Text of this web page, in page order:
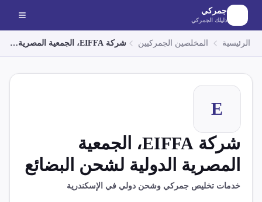
الانتقال إلى المحتوى الرئيسي
جمركي
دليلك الجمركي
الرئيسية المخلصين الجمركيين شركة EIFFA، الجمعية المصرية الدولية لشحن البضائع
E
شركة EIFFA، الجمعية
المصرية الدولية لشحن البضائع
خدمات تخليص جمركي وشحن دولي في الإسكندرية